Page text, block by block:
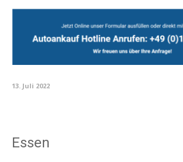
13. Juli 2022
Essen